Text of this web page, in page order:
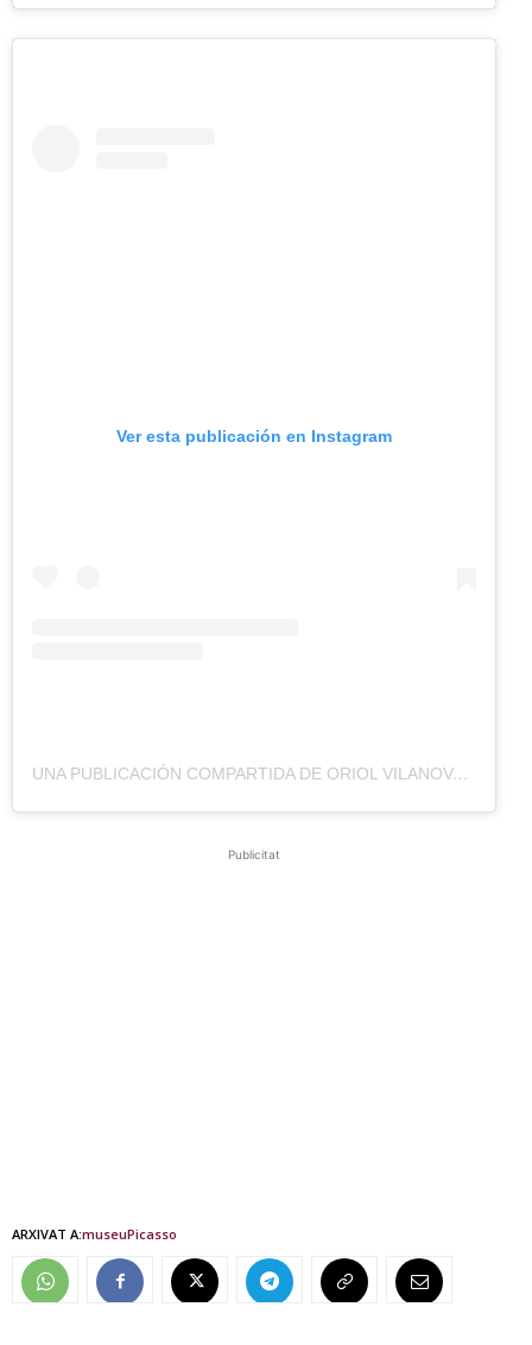
Ver esta publicación en Instagram
UNA PUBLICACIÓN COMPARTIDA DE ORIOL VILANOVA (@ORIOLVILANOVA)
Publicitat
ARXIVAT A:museuPicasso